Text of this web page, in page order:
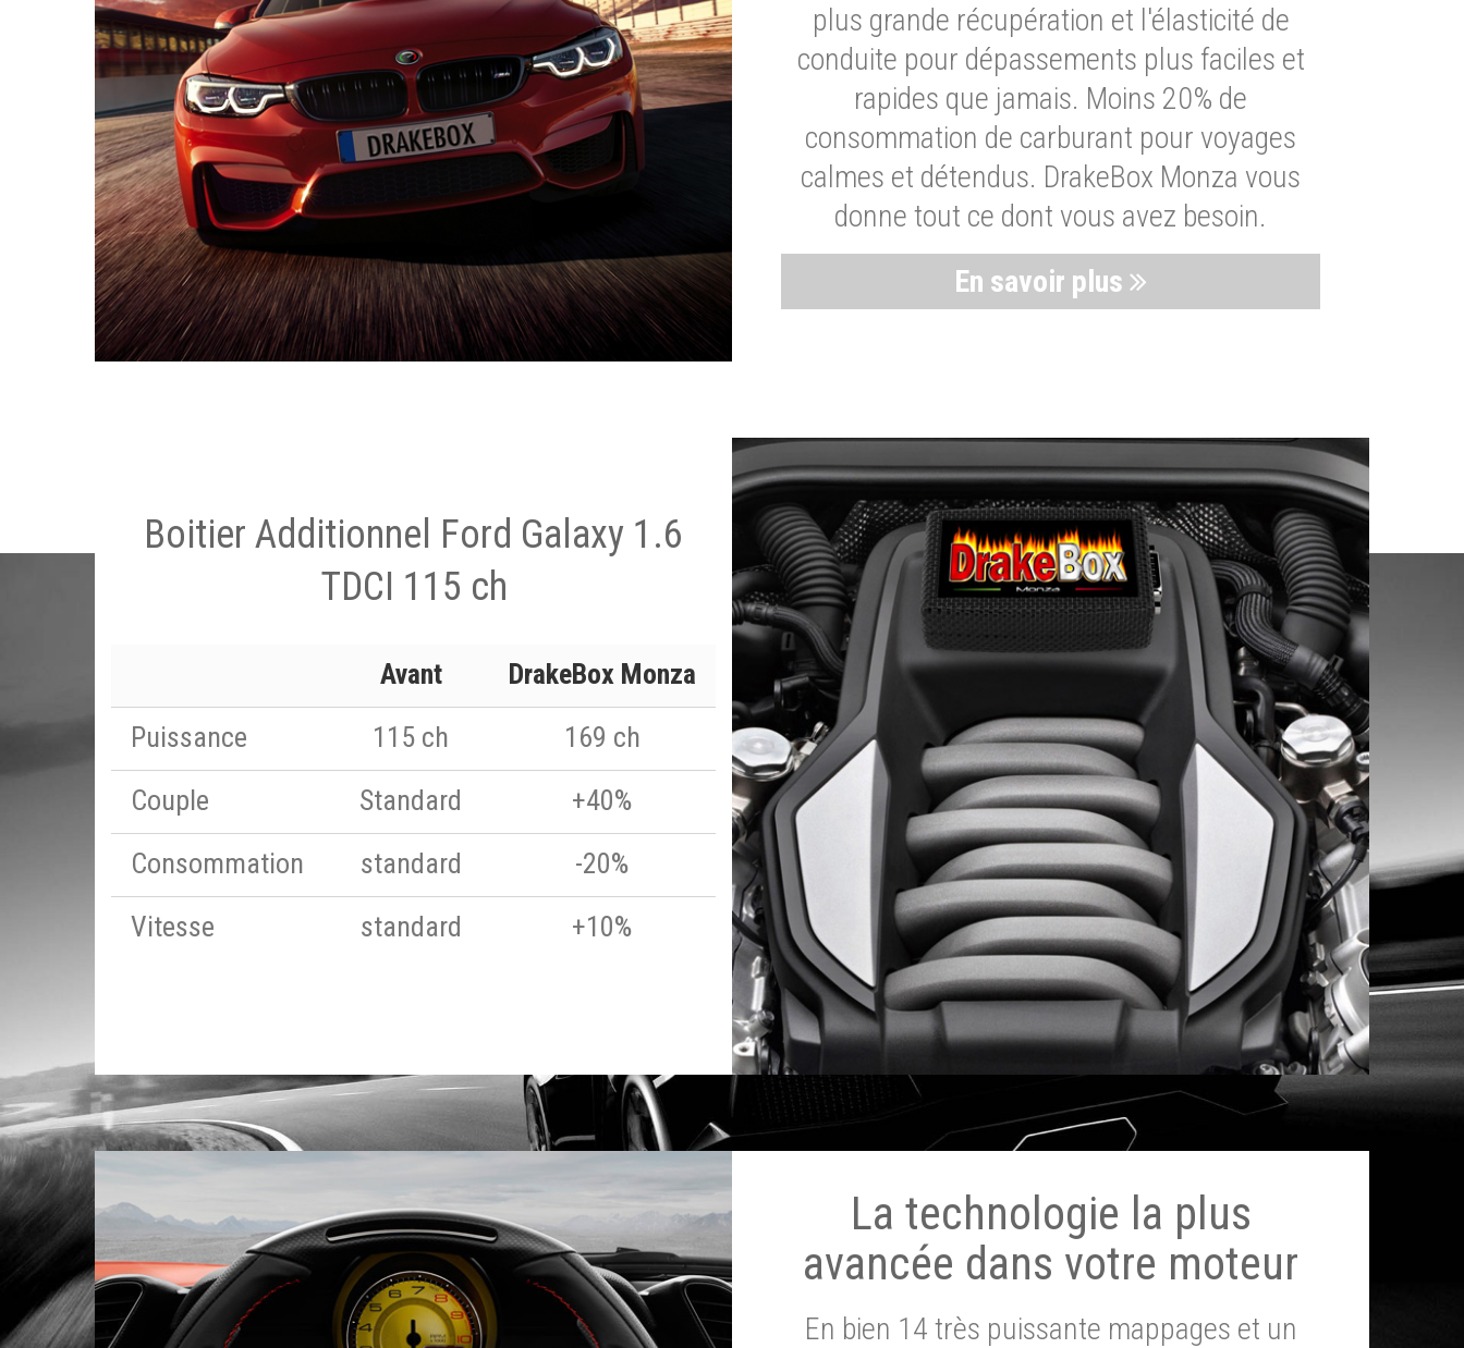
plus grande récupération et l'élasticité de
conduite pour dépassements plus faciles et
rapides que jamais. Moins 20% de
consommation de carburant pour voyages
calmes et détendus. DrakeBox Monza vous
donne tout ce dont vous avez besoin.
En savoir plus
Boitier Additionnel Ford Galaxy 1.6
TDCI 115 ch
Avant
DrakeBox Monza
Puissance
115 ch
169 ch
Couple
Standard
+40%
Consommation
standard
-20%
Vitesse
standard +10%
La technologie la plus
avancée dans votre moteur
En bien 14 très puissante mappages et un